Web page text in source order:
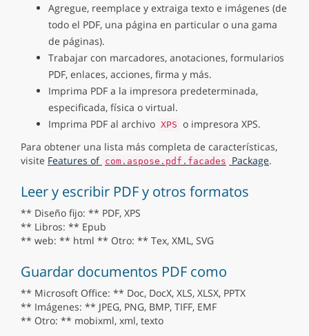
Agregue, reemplace y extraiga texto e imágenes (de
todo el PDF, una página en particular o una gama
de páginas).
Trabajar con marcadores, anotaciones, formularios
PDF, enlaces, acciones, firma y más.
Imprima PDF a la impresora predeterminada,
especificada, física o virtual.
Imprima PDF al archivo XPS o impresora XPS.
Para obtener una lista más completa de características,
visite Features of com.aspose.pdf.facades Package.
Leer y escribir PDF y otros formatos
** Diseño fijo: ** PDF, XPS
** Libros: ** Epub
** web: ** html ** Otro: ** Tex, XML, SVG
Guardar documentos PDF como
** Microsoft Office: ** Doc, DocX, XLS, XLSX, PPTX
** Imágenes: ** JPEG, PNG, BMP, TIFF, EMF
** Otro: ** mobixml, xml, texto